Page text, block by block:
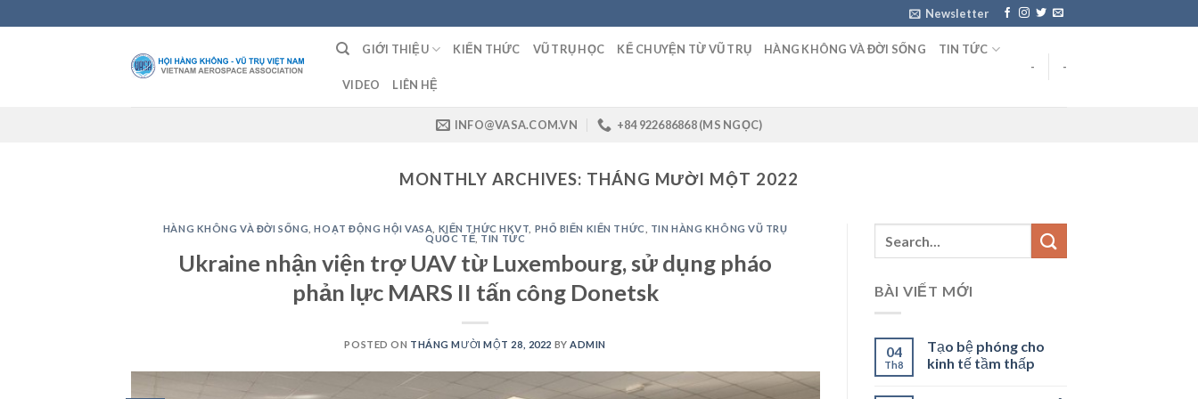
to
Newsletter
GIỚI THIỆU KIẾN THỨC VŨ TRỤ HỌC KỂ CHUYỆN TỪ VŨ TRỤ HÀNG KHÔNG VÀ ĐỜI SỐNG TIN TỨC
VIDEO LIÊN HỆ
- -
INFO@VASA.COM.VN +84 922686868 (MS NGỌC)
MONTHLY ARCHIVES: THÁNG MƯỜI MỘT 2022
HÀNG KHÔNG VÀ ĐỜI SỐNG ,HOẠT ĐỘNG HỘI VASA KIẾN THỨC HKVT PHỔ BIẾN KIẾN THỨC
TIN HÀNG KHÔNG VŨ TRỤ
QUỐC TẾ TIN TỨC
Ukraine nhận viện trợ UAV từ Luxembourg, sử dụng pháo
phản lực MARS II tấn công Donetsk
POSTED ON THÁNG MƯỜI MỘT 28, 2022 BYADMIN
BÀI VIẾT MỚI
04
Th8
Tạo bệ phóng cho
kinh tế tầm thấp